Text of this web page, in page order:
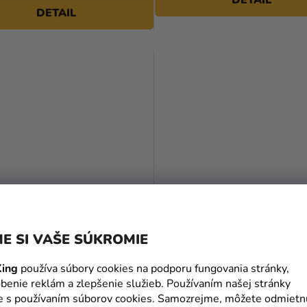
SI VAŠE SÚKROMIE
používa súbory cookies na podporu fungovania stránky,
reklám a zlepšenie služieb. Používaním našej stránky
s používaním súborov cookies. Samozrejme, môžete
DETAIL
sivé
Rokfort Trojčarodejnícky
čierne
11,90 €